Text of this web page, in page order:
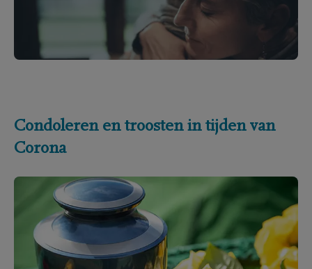
Condoleren en troosten in tijden van
Corona